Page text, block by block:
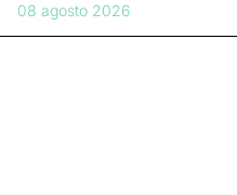
08 agosto 2026